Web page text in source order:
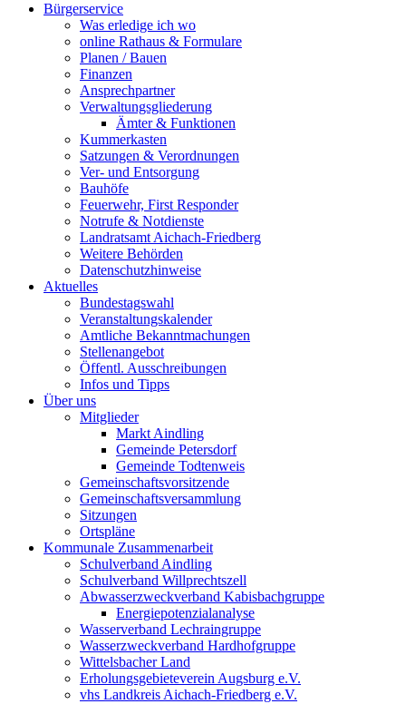
Bürgerservice
Was erledige ich wo
online Rathaus & Formulare
Planen / Bauen
Finanzen
Ansprechpartner
Verwaltungsgliederung
Ämter & Funktionen
Kummerkasten
Satzungen & Verordnungen
Ver- und Entsorgung
Bauhöfe
Feuerwehr, First Responder
Notrufe & Notdienste
Landratsamt Aichach-Friedberg
Weitere Behörden
Datenschutzhinweise
Aktuelles
Bundestagswahl
Veranstaltungskalender
Amtliche Bekanntmachungen
Stellenangebot
Öffentl. Ausschreibungen
Infos und Tipps
Über uns
Mitglieder
Markt Aindling
Gemeinde Petersdorf
Gemeinde Todtenweis
Gemeinschaftsvorsitzende
Gemeinschaftsversammlung
Sitzungen
Ortspläne
Kommunale Zusammenarbeit
Schulverband Aindling
Schulverband Willprechtszell
Abwasserzweckverband Kabisbachgruppe
Energiepotenzialanalyse
Wasserverband Lechraingruppe
Wasserzweckverband Hardhofgruppe
Wittelsbacher Land
Erholungsgebieteverein Augsburg e.V.
vhs Landkreis Aichach-Friedberg e.V.